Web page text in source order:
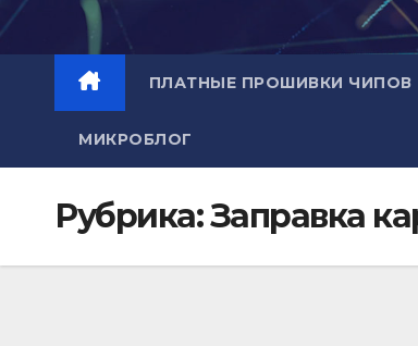
Перейти
содержимому
ПЛАТНЫЕ ПРОШИВКИ ЧИПОВ
МИКРОБЛОГ
Рубрика:Заправка